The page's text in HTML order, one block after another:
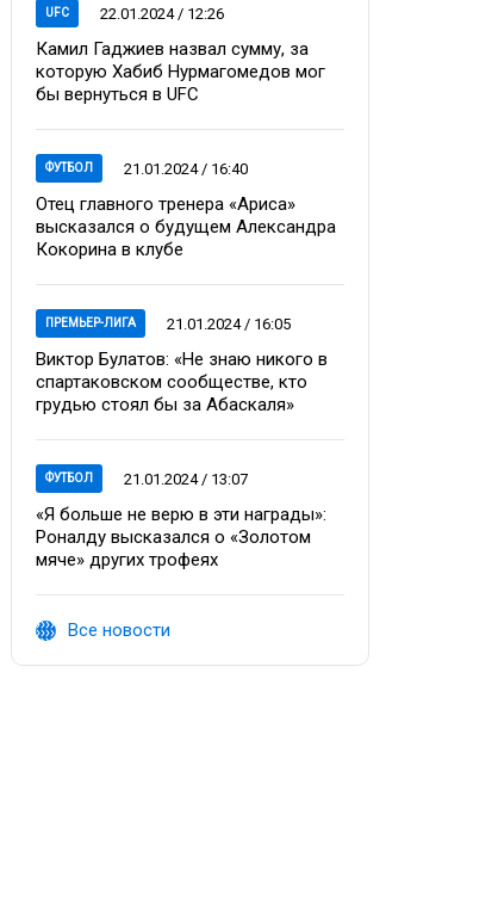
UFC 22.01.2024 / 12:26
Камил Гаджиев назвал сумму, за
которую Хабиб Нурмагомедов мог
бы вернуться в UFC
ФУТБОЛ 21.01.2024 / 16:40
Отец главного тренера «Ариса»
высказался о будущем Александра
Кокорина в клубе
ПРЕМЬЕР-ЛИГА 21.01.2024 / 16:05
Виктор Булатов: «Не знаю никого в
спартаковском сообществе, кто
грудью стоял бы за Абаскаля»
ФУТБОЛ 21.01.2024 / 13:07
«Я больше не верю в эти награды»:
Роналду высказался о «Золотом
мяче» других трофеях
Все новости